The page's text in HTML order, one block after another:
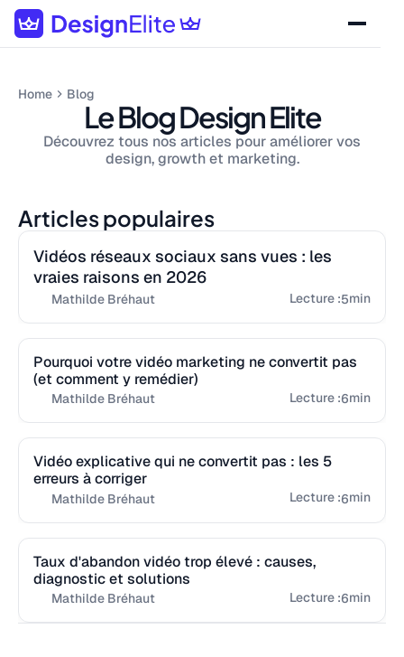
Home Blog
Le Blog Design Elite
Découvrez tous nos articles pour améliorer vos
design, growth et marketing.
Articles populaires
Vidéos réseaux sociaux sans vues : les
vraies raisons en 2026
Mathilde Bréhaut Lecture :5min
Pourquoi votre vidéo marketing ne convertit pas
(et comment y remédier)
Mathilde Bréhaut Lecture :6min
Vidéo explicative qui ne convertit pas : les 5
erreurs à corriger
Mathilde Bréhaut Lecture :6min
Taux d'abandon vidéo trop élevé : causes,
diagnostic et solutions
Mathilde Bréhaut Lecture :6min